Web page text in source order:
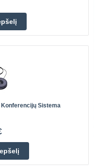
Konferencijų Sistema